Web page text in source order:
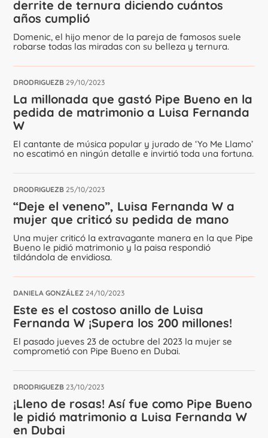
derrite de ternura diciendo cuántos
años cumplió
Domenic, el hijo menor de la pareja de famosos suele
robarse todas las miradas con su belleza y ternura.
DRODRIGUEZB 29/10/2023
La millonada que gastó Pipe Bueno en la
pedida de matrimonio a Luisa Fernanda
W
El cantante de música popular y jurado de ‘Yo Me Llamo’
no escatimó en ningún detalle e invirtió toda una fortuna.
DRODRIGUEZB 25/10/2023
“Deje el veneno”, Luisa Fernanda W a
mujer que criticó su pedida de mano
Una mujer criticó la extravagante manera en la que Pipe
Bueno le pidió matrimonio y la paisa respondió
tildándola de envidiosa.
DANIELA GONZÁLEZ 24/10/2023
Este es el costoso anillo de Luisa
Fernanda W ¡Supera los 200 millones!
El pasado jueves 23 de octubre del 2023 la mujer se
comprometió con Pipe Bueno en Dubai.
DRODRIGUEZB 23/10/2023
¡Lleno de rosas! Así fue como Pipe Bueno
le pidió matrimonio a Luisa Fernanda W
en Dubai